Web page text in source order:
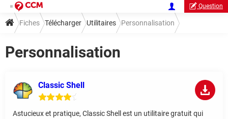
Question
Fiches Télécharger Utilitaires Personnalisation
Personnalisation
Classic Shell
Astucieux et pratique, Classic Shell est un utilitaire gratuit qui